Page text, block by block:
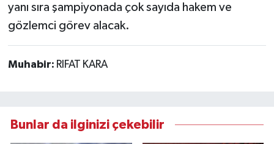
yanı sıra şampiyonada çok sayıda hakem ve
gözlemci görev alacak.
Muhabir: RIFAT KARA
Bunlar da ilginizi çekebilir
Sağlık